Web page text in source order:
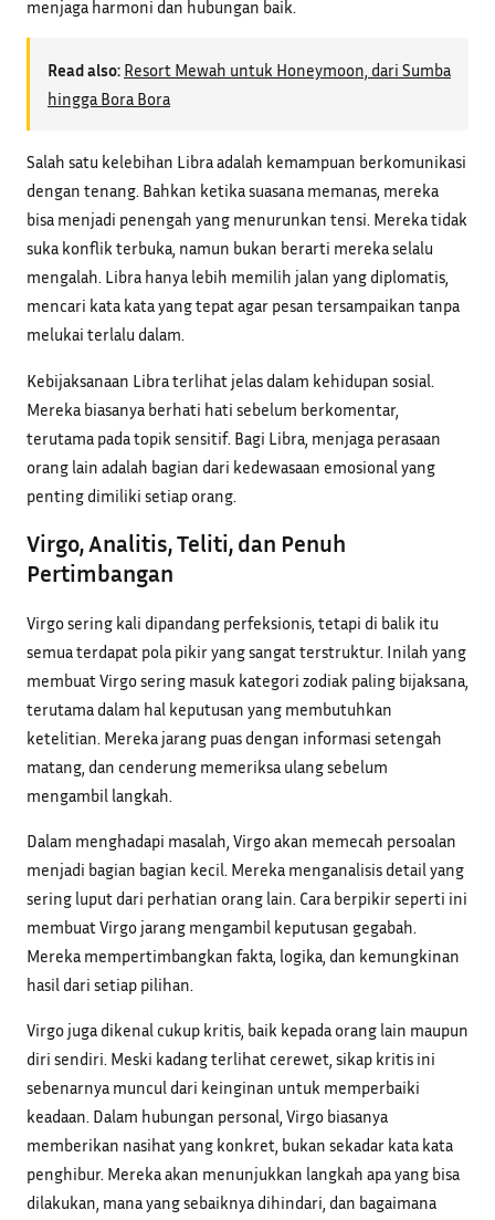
menjaga harmoni dan hubungan baik.
Read also: Resort Mewah untuk Honeymoon, dari Sumba
hingga Bora Bora
Salah satu kelebihan Libra adalah kemampuan berkomunikasi
dengan tenang. Bahkan ketika suasana memanas, mereka
bisa menjadi penengah yang menurunkan tensi. Mereka tidak
suka konflik terbuka, namun bukan berarti mereka selalu
mengalah. Libra hanya lebih memilih jalan yang diplomatis,
mencari kata kata yang tepat agar pesan tersampaikan tanpa
melukai terlalu dalam.
Kebijaksanaan Libra terlihat jelas dalam kehidupan sosial.
Mereka biasanya berhati hati sebelum berkomentar,
terutama pada topik sensitif. Bagi Libra, menjaga perasaan
orang lain adalah bagian dari kedewasaan emosional yang
penting dimiliki setiap orang.
Virgo, Analitis, Teliti, dan Penuh
Pertimbangan
Virgo sering kali dipandang perfeksionis, tetapi di balik itu
semua terdapat pola pikir yang sangat terstruktur. Inilah yang
membuat Virgo sering masuk kategori zodiak paling bijaksana,
terutama dalam hal keputusan yang membutuhkan
ketelitian. Mereka jarang puas dengan informasi setengah
matang, dan cenderung memeriksa ulang sebelum
mengambil langkah.
Dalam menghadapi masalah, Virgo akan memecah persoalan
menjadi bagian bagian kecil. Mereka menganalisis detail yang
sering luput dari perhatian orang lain. Cara berpikir seperti ini
membuat Virgo jarang mengambil keputusan gegabah.
Mereka mempertimbangkan fakta, logika, dan kemungkinan
hasil dari setiap pilihan.
Virgo juga dikenal cukup kritis, baik kepada orang lain maupun
diri sendiri. Meski kadang terlihat cerewet, sikap kritis ini
sebenarnya muncul dari keinginan untuk memperbaiki
keadaan. Dalam hubungan personal, Virgo biasanya
memberikan nasihat yang konkret, bukan sekadar kata kata
penghibur. Mereka akan menunjukkan langkah apa yang bisa
dilakukan, mana yang sebaiknya dihindari, dan bagaimana